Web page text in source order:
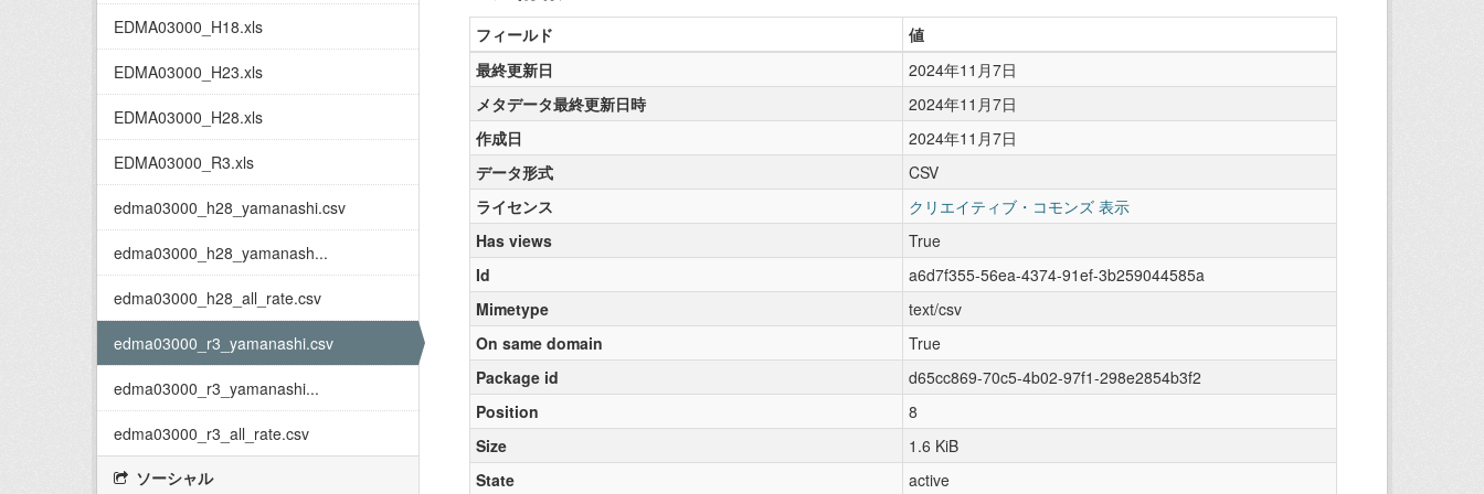
EDMA03000_H18.xls
EDMA03000_H23.xls
EDMA03000_H28.xls
EDMA03000_R3.xls
edma03000_h28_yamanashi.csv
edma03000_h28_yamanash...
edma03000_h28_all_rate.csv
edma03000_r3_yamanashi.csv
edma03000_r3_yamanashi...
edma03000_r3_all_rate.csv
ソーシャル
フィールド
値
最終更新日
2024年11月7日
メタデータ最終更新日時
2024年11月7日
作成日
2024年11月7日
データ形式
CSV
ライセンス
クリエイティブ・コモンズ 表示
Has views
True
Id
a6d7f355-56ea-4374-91ef-3b259044585a
Mimetype
text/csv
On same domain
True
Package id
d65cc869-70c5-4b02-97f1-298e2854b3f2
Position
8
Size
1.6 KiB
State
active